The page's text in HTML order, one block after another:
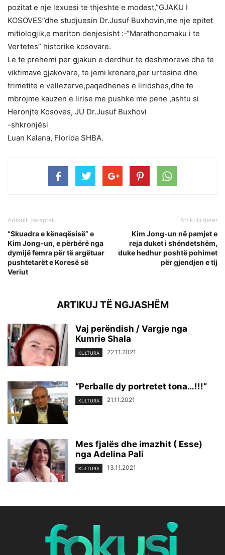
pozitat e nje lexuesi te thjeshte e modest,”GJAKU I
KOSOVES”dhe studjuesin Dr.Jusuf Buxhovin,me nje epitet
mitiologjik,e meriton denjesisht :-“Marathonomaku i te
Vertetes” historike kosovare.
Le te prehemi per gjakun e derdhur te deshmoreve dhe te
viktimave gjakovare, te jemi krenare,per urtesine dhe
trimetite e vellezerve,paqedhenes e liridshes,dhe te
mbrojme kauzen e lirise me pushke me pene ,ashtu si
Heronjte Kosoves, JU Dr.Jusuf Buxhovi
-shkronjësi
Luan Kalana, Florida SHBA.
Artikulli paraprak
“Skuadra e kënaqësisë” e
Kim Jong-un, e përbërë nga
dymijë femra për të argëtuar
pushtetarët e Koresë së
Veriut
Artikulli tjetër
Kim Jong-un në pamjet e
reja duket i shëndetshëm,
duke hedhur poshtë pohimet
për gjendjen e tij
ARTIKUJ TË NGJASHËM
Vaj perëndish / Vargje nga
Kumrie Shala
KULTURA 22.11.2021
“Perballe dy portretet tona…!!!”
KULTURA 21.11.2021
Mes fjalës dhe imazhit ( Esse)
nga Adelina Pali
KULTURA 13.11.2021